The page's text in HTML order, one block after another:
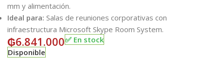
mm y alimentación.
Ideal para: Salas de reuniones corporativas con
infraestructura Microsoft Skype Room System.
₲6.841.000✅ En stock
Disponible